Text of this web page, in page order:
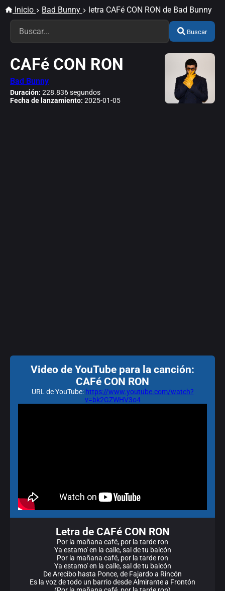
Inicio Bad Bunny letra CAFé CON RON de Bad Bunny
Buscar
CAFé CON RON
Bad Bunny
Duración: 228.836 segundos
Fecha de lanzamiento: 2025-01-05
Video de YouTube para la canción:
CAFé CON RON
URL de YouTube: https://www.youtube.com/watch?
v=bk2GZWHV3o4
Letra de CAFé CON RON
Por la mañana café, por la tarde ron
Ya estamo' en la calle, sal de tu balcón
Por la mañana café, por la tarde ron
Ya estamo' en la calle, sal de tu balcón
De Arecibo hasta Ponce, de Fajardo a Rincón
Es la voz de todo un barrio desde Almirante a Frontón